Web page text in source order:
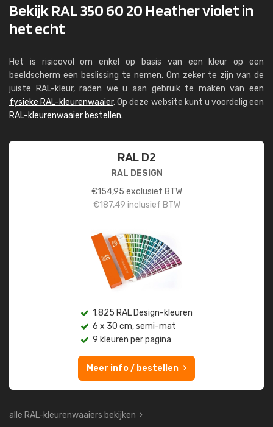
Bekijk RAL 350 60 20 Heather violet in
het echt
Het is risicovol om enkel op basis van een kleur op een
beeldscherm een beslissing te nemen. Om zeker te zijn van de
juiste RAL-kleur, raden we u aan gebruik te maken van een
fysieke RAL-kleurenwaaier. Op deze website kunt u voordelig een
RAL-kleurenwaaier bestellen.
RAL D2
RAL DESIGN
€154,95 exclusief BTW
€187,49 inclusief BTW
1.825 RAL Design-kleuren
6 x 30 cm, semi-mat
9 kleuren per pagina
Meer info / bestellen
alle RAL-kleurenwaaiers bekijken